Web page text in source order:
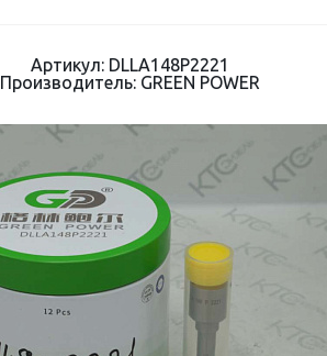
Артикул: DLLA148P2221
Производитель: GREEN POWER